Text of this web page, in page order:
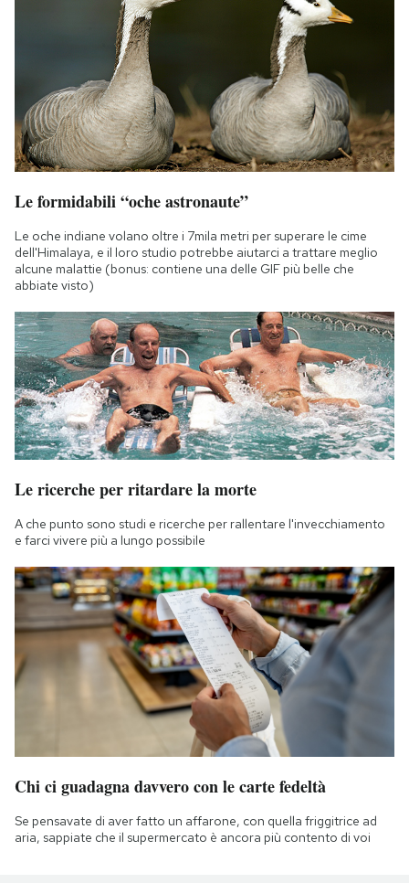
Le formidabili “oche astronaute”
Le oche indiane volano oltre i 7mila metri per superare le cime
dell'Himalaya, e il loro studio potrebbe aiutarci a trattare meglio
alcune malattie (bonus: contiene una delle GIF più belle che
abbiate visto)
Le ricerche per ritardare la morte
A che punto sono studi e ricerche per rallentare l'invecchiamento
e farci vivere più a lungo possibile
Chi ci guadagna davvero con le carte fedeltà
Se pensavate di aver fatto un affarone, con quella friggitrice ad
aria, sappiate che il supermercato è ancora più contento di voi